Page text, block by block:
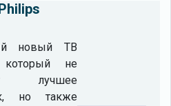
новый ТВ
который не
лучшее
но также